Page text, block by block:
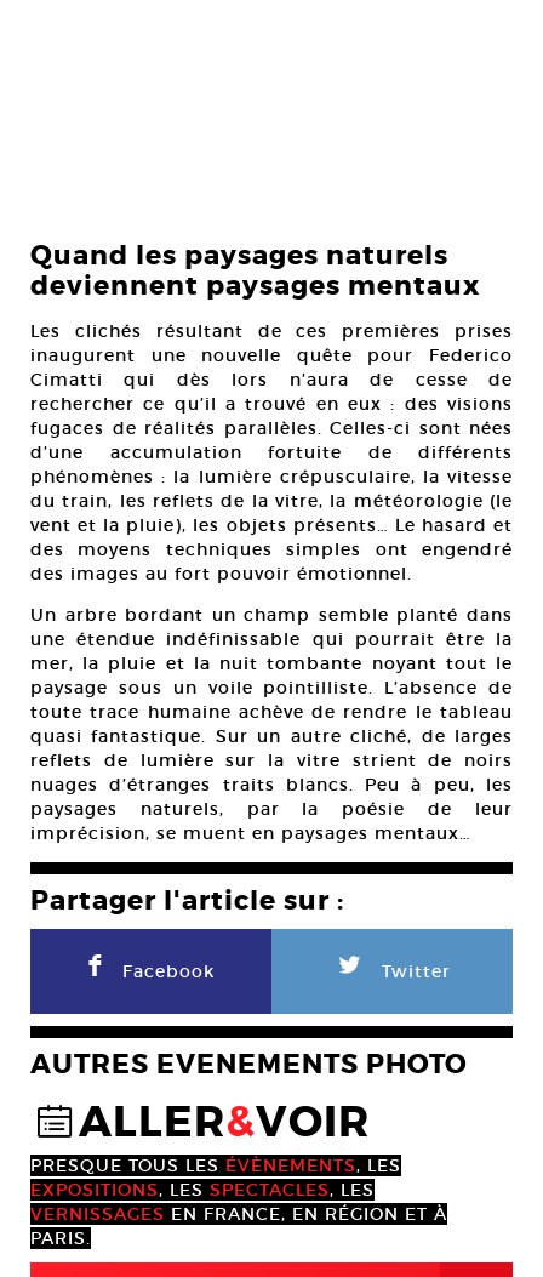
Quand les paysages naturels
deviennent paysages mentaux
Les clichés résultant de ces premières prises
inaugurent une nouvelle quête pour Federico
Cimatti qui dès lors n’aura de cesse de
rechercher ce qu’il a trouvé en eux : des visions
fugaces de réalités parallèles. Celles-ci sont nées
d’une accumulation fortuite de différents
phénomènes : la lumière crépusculaire, la vitesse
du train, les reflets de la vitre, la météorologie (le
vent et la pluie), les objets présents… Le hasard et
des moyens techniques simples ont engendré
des images au fort pouvoir émotionnel.
Un arbre bordant un champ semble planté dans
une étendue indéfinissable qui pourrait être la
mer, la pluie et la nuit tombante noyant tout le
paysage sous un voile pointilliste. L’absence de
toute trace humaine achève de rendre le tableau
quasi fantastique. Sur un autre cliché, de larges
reflets de lumière sur la vitre strient de noirs
nuages d’étranges traits blancs. Peu à peu, les
paysages naturels, par la poésie de leur
imprécision, se muent en paysages mentaux…
Partager l'article sur :
F Facebook L Twitter
AUTRES EVENEMENTS PHOTO
@ALLER&VOIR
PRESQUE TOUS LES ÉVÈNEMENTS, LES
EXPOSITIONS, LES SPECTACLES, LES
VERNISSAGES EN FRANCE, EN RÉGION ET À
PARIS.